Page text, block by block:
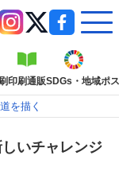
印刷通販SDGs・地域ポ
を描く
いチャレンジ